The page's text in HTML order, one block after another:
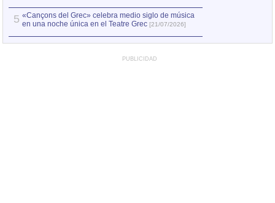
5 «Cançons del Grec» celebra medio siglo de música
en una noche única en el Teatre Grec [21/07/2026]
PUBLICIDAD